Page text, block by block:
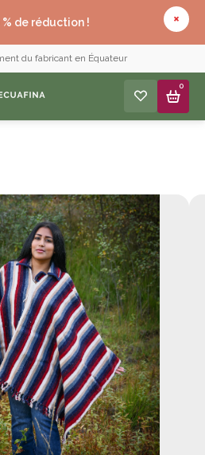
de réduction !
du fabricant en Équateur
0